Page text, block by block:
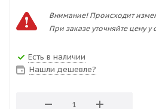
Внимание! Происходит
При заказе уточняйте цену у
Есть в наличии
Нашли дешевле?